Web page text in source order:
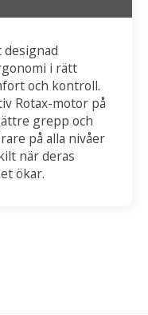
designad
i rätt
och kontroll.
Rotax-motor på
grepp och
på alla nivåer
när deras
ökar.